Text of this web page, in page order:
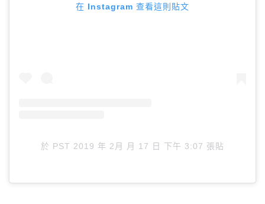
在 Instagram 查看這則貼文
於 PST 2019 年 2月 月 17 日 下午 3:07 張貼